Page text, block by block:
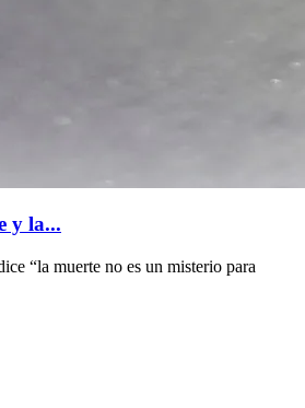
y la...
“la muerte no es un misterio para